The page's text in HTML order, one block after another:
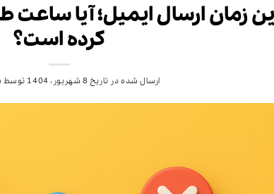
زمان ارسال ایمیل؛ آیا ساعت
کرده است؟
ارسال شده در تاریخ 8 شهریور، 1404 توسط